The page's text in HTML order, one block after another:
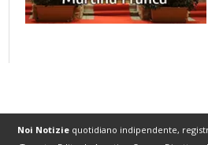
Noi Notiziequotidiano indipendente,